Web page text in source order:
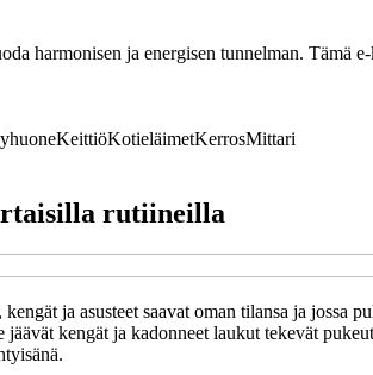
harmonisen ja energisen tunnelman. Tämä
KeittiöKotieläimetKerrosMittari
rutiineilla
ja asusteet saavat oman tilansa ja
kengät ja kadonneet laukut tekevät